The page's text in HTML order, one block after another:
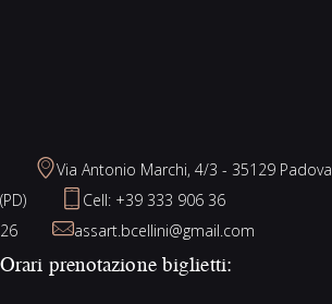
Via Antonio Marchi, 4/3 - 35129 Padova
(PD)
Cell: +39 333 906 36
26
assart.bcellini@gmail.com
Orari prenotazione biglietti: